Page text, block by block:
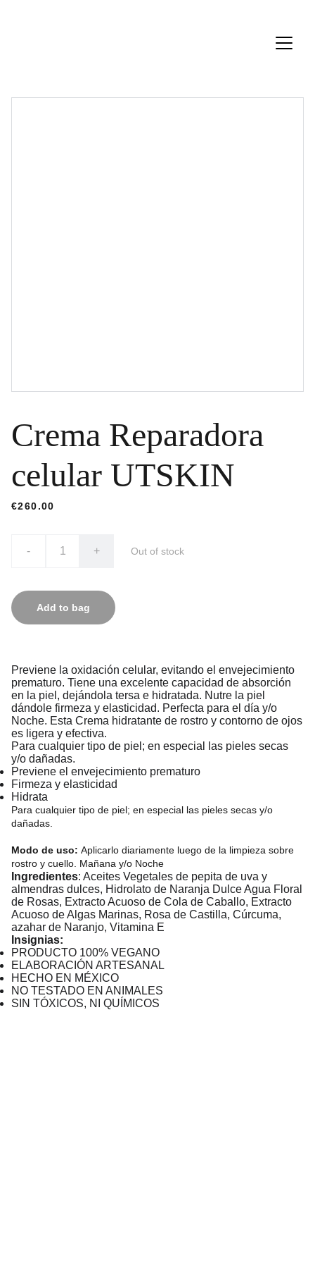
Crema Reparadora
celular UTSKIN
€260.00
- + Out of stock
Add to bag
Previene la oxidación celular, evitando el envejecimiento
prematuro. Tiene una excelente capacidad de absorción
en la piel, dejándola tersa e hidratada. Nutre la piel
dándole firmeza y elasticidad. Perfecta para el día y/o
Noche. Esta Crema hidratante de rostro y contorno de ojos
es ligera y efectiva.
Para cualquier tipo de piel; en especial las pieles secas
y/o dañadas.
Previene el envejecimiento prematuro
Firmeza y elasticidad
Hidrata
Para cualquier tipo de piel; en especial las pieles secas y/o
dañadas.
Modo de uso: Aplicarlo diariamente luego de la limpieza sobre
rostro y cuello. Mañana y/o Noche
Ingredientes: Aceites Vegetales de pepita de uva y
almendras dulces, Hidrolato de Naranja Dulce Agua Floral
de Rosas, Extracto Acuoso de Cola de Caballo, Extracto
Acuoso de Algas Marinas, Rosa de Castilla, Cúrcuma,
azahar de Naranjo, Vitamina E
Insignias:
PRODUCTO 100% VEGANO
ELABORACIÓN ARTESANAL
HECHO EN MÉXICO
NO TESTADO EN ANIMALES
SIN TÓXICOS, NI QUÍMICOS